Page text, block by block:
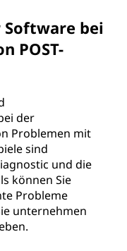
Software bei
POST-
der
Problemen mit
sind
und die
können Sie
Probleme
unternehmen